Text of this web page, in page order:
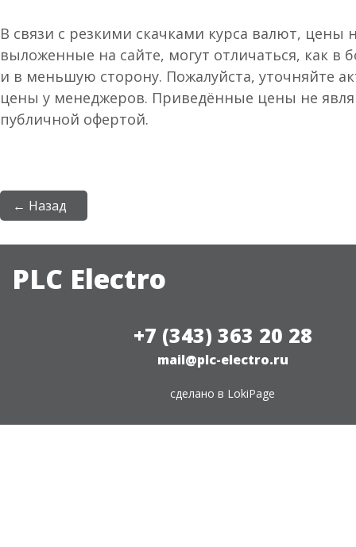
В связи с резкими скачками курса валют, цены
выложенные на сайте, могут отличаться, как в
и в меньшую сторону. Пожалуйста, уточняйте
цены у менеджеров. Приведённые цены не
публичной офертой.
← Назад
PLC Electro
+7 (343) 363 20 28
mail@plc-electro.ru
сделано в LokiPage